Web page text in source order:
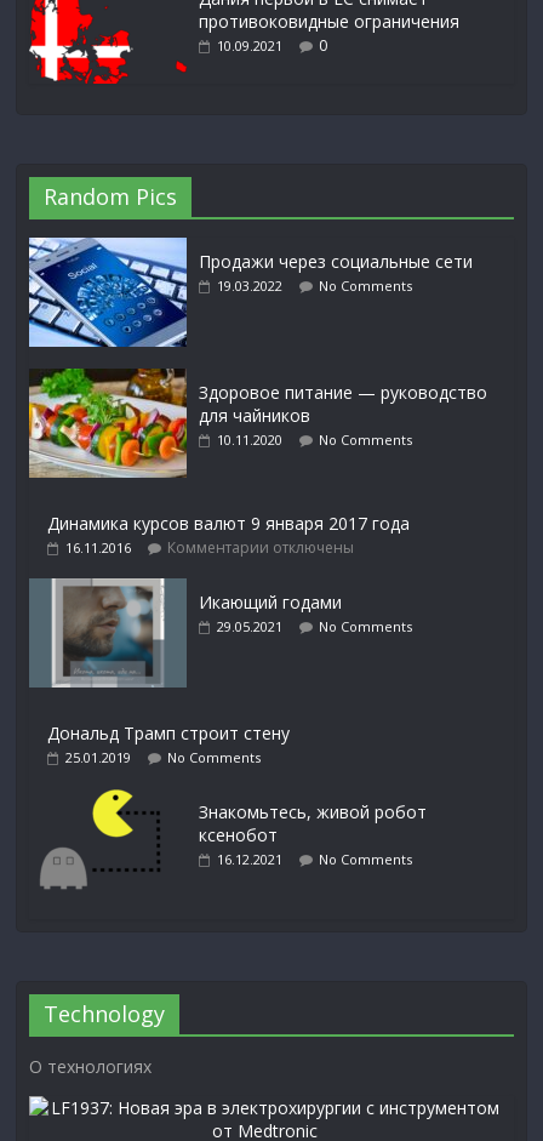
противоковидные ограничения
10.09.2021 0
Random Pics
Продажи через социальные сети
19.03.2022 No Comments
Здоровое питание — руководство
для чайников
10.11.2020 No Comments
Динамика курсов валют 9 января 2017 года
16.11.2016 Комментарии отключены
Икающий годами
29.05.2021 No Comments
Дональд Трамп строит стену
25.01.2019 No Comments
Знакомьтесь, живой робот
ксенобот
16.12.2021 No Comments
Technology
О технологиях